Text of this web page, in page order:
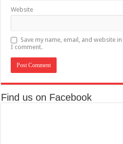
Website
Save my name, email, and website
I comment.
Find us on Facebook